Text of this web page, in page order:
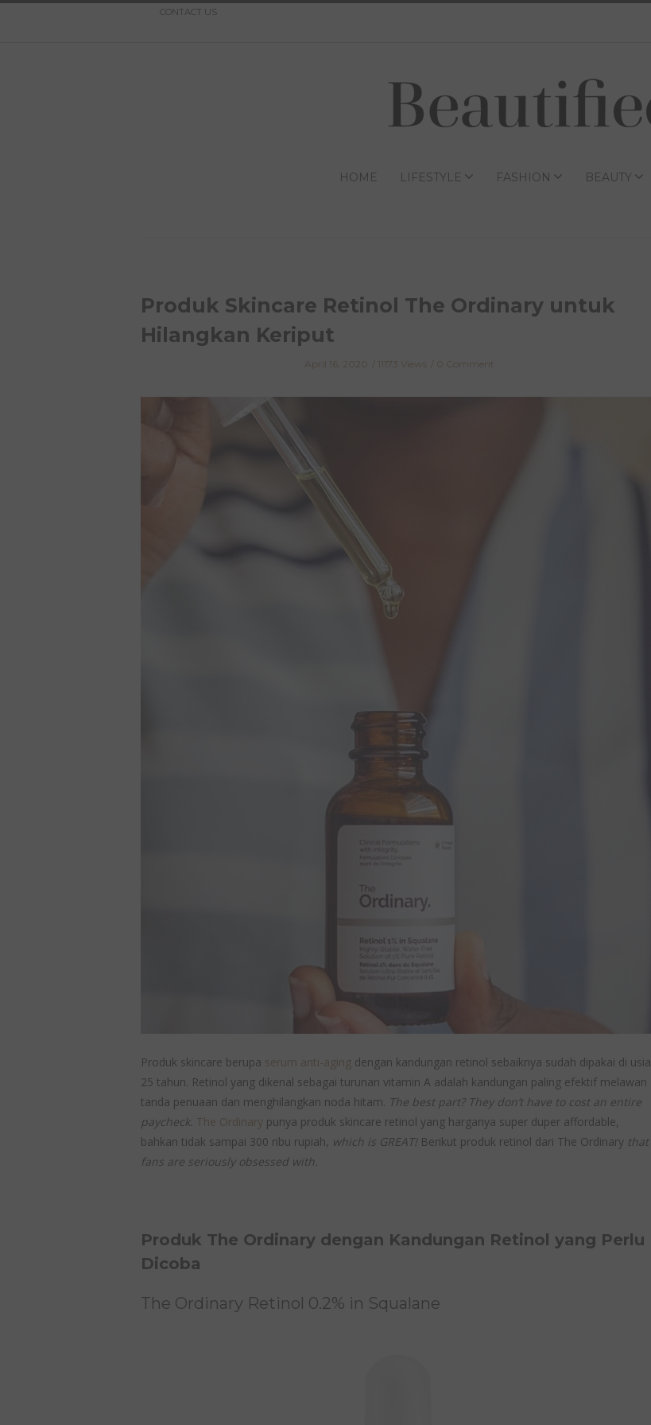
CONTACT US
HOME LIFESTYLE FASHION BEAUTY
Produk Skincare Retinol The Ordinary untuk
Hilangkan Keriput
April 16, 2020 11173 Views 0 Comment
Produk skincare berupa serum anti-aging dengan kandungan retinol sebaiknya sudah dipakai di usia
25 tahun. Retinol yang dikenal sebagai turunan vitamin A adalah kandungan paling efektif melawan
tanda penuaan dan menghilangkan noda hitam. The best part? They don’t have to cost an entire
paycheck. The Ordinary punya produk skincare retinol yang harganya super duper affordable,
bahkan tidak sampai 300 ribu rupiah, which is GREAT!Berikut produk retinol dari The Ordinary that
fans are seriously obsessed with.
Produk The Ordinary dengan Kandungan Retinol yang Perlu
Dicoba
The Ordinary Retinol 0.2% in Squalane